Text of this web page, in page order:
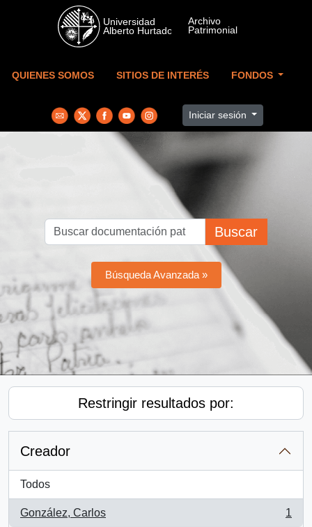
Skip to main content
QUIENES SOMOS SITIOS DE INTERÉS FONDOS
Iniciar sesión
Buscar
Búsqueda Avanzada »
Restringir resultados por:
Creador
Todos
González, Carlos
, 1 resultados
1